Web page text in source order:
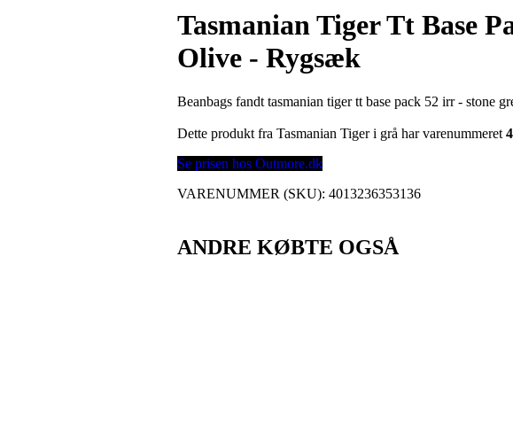
Tasmanian Tiger Tt Base
Olive - Rygsæk
Beanbags fandt tasmanian tiger tt base pack 52 irr - stone
Dette produkt fra Tasmanian Tiger i grå har varenummeret
Se prisen hos Outmore.dk
VARENUMMER (SKU):4013236353136
ANDRE KØBTE OGSÅ